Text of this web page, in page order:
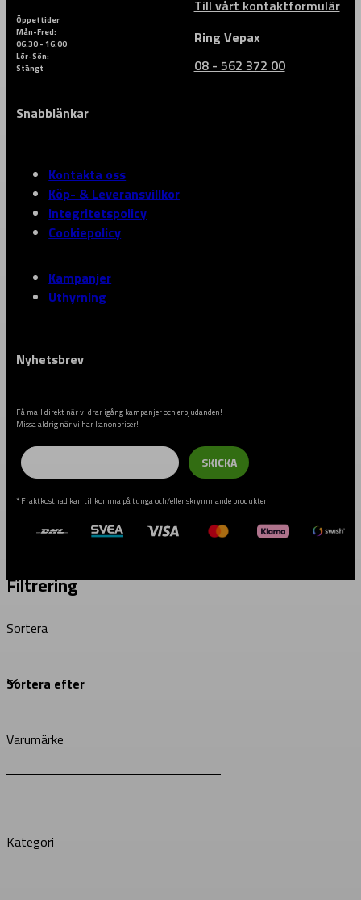
Till vårt kontaktformulär
Öppettider
Mån-Fred:
06.30 - 16.00
Lör-Sön:
Stängt
Ring Vepax
08 - 562 372 00
Snabblänkar
Kontakta oss
Köp- & Leveransvillkor
Integritetspolicy
Cookiepolicy
Kampanjer
Uthyrning
Nyhetsbrev
Få mail direkt när vi drar igång kampanjer och erbjudanden!
Missa aldrig när vi har kanonpriser!
Email
SKICKA
* Fraktkostnad kan tillkomma på tunga och/eller skrymmande produkter
Filtrering
Sortera
Varumärke
Kategori